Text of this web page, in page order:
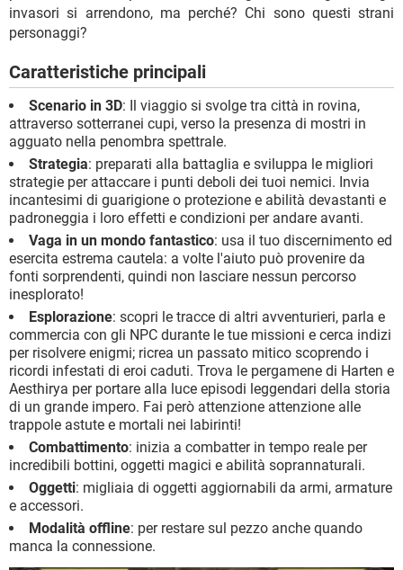
invasori si arrendono, ma perché? Chi sono questi strani
personaggi?
Caratteristiche principali
Scenario in 3D: Il viaggio si svolge tra città in rovina,
attraverso sotterranei cupi, verso la presenza di mostri in
agguato nella penombra spettrale.
Strategia: preparati alla battaglia e sviluppa le migliori
strategie per attaccare i punti deboli dei tuoi nemici. Invia
incantesimi di guarigione o protezione e abilità devastanti e
padroneggia i loro effetti e condizioni per andare avanti.
Vaga in un mondo fantastico: usa il tuo discernimento ed
esercita estrema cautela: a volte l'aiuto può provenire da
fonti sorprendenti, quindi non lasciare nessun percorso
inesplorato!
Esplorazione: scopri le tracce di altri avventurieri, parla e
commercia con gli NPC durante le tue missioni e cerca indizi
per risolvere enigmi; ricrea un passato mitico scoprendo i
ricordi infestati di eroi caduti. Trova le pergamene di Harten e
Aesthirya per portare alla luce episodi leggendari della storia
di un grande impero. Fai però attenzione attenzione alle
trappole astute e mortali nei labirinti!
Combattimento: inizia a combatter in tempo reale per
incredibili bottini, oggetti magici e abilità soprannaturali.
Oggetti: migliaia di oggetti aggiornabili da armi, armature
e accessori.
Modalità offline: per restare sul pezzo anche quando
manca la connessione.